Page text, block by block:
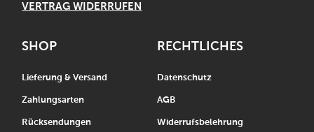
VERTRAG WIDERRUFEN
SHOP
Lieferung & Versand
Zahlungsarten
Rücksendungen
RECHTLICHES
Datenschutz
AGB
Widerrufsbelehrung